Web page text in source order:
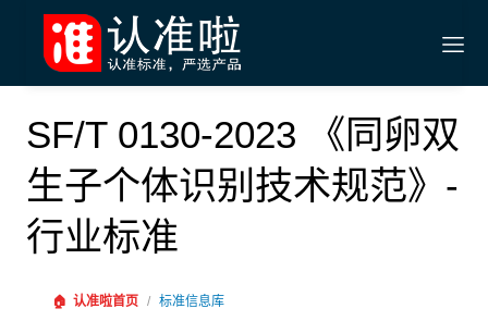
SF/T 0130-2023 《同卵双
生子个体识别技术规范》-
行业标准
🏠 认准啦首页 / 标准信息库